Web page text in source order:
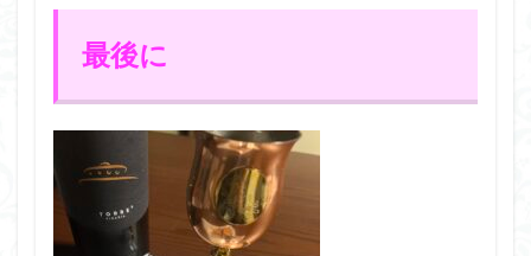
最後に